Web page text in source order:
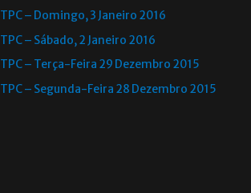
TPC – Domingo, 3 Janeiro 2016
TPC – Sábado, 2 Janeiro 2016
TPC – Terça-Feira 29 Dezembro 2015
TPC – Segunda-Feira 28 Dezembro 2015